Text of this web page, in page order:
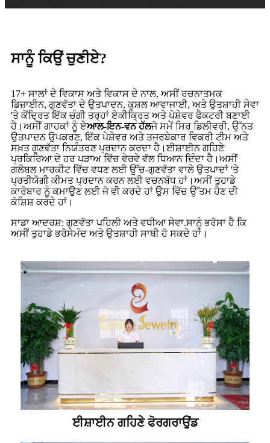
ਸਾਨੂੰ ਕਿਉਂ ਚੁਣੀਏ?
17+ ਸਾਲਾਂ ਦੇ ਵਿਕਾਸ ਅਤੇ ਵਿਕਾਸ ਦੇ ਨਾਲ, ਅਸੀਂ ਰਚਨਾਤਮਕ
ਡਿਜ਼ਾਈਨ, ਗੁਣਵੱਤਾ ਦੇ ਉਤਪਾਦਨ, ਕੁਸ਼ਲ ਆਵਾਜਾਈ, ਅਤੇ ਉਤਸ਼ਾਹੀ ਸੇਵਾ
'ਤੇ ਕੇਂਦ੍ਰਿਤ ਇੱਕ ਚੰਗੀ ਤਰ੍ਹਾਂ ਏਕੀਕ੍ਰਿਤ ਅਤੇ ਪੇਸ਼ੇਵਰ ਫੈਕਟਰੀ ਬਣਾਈ
ਹੈ।ਅਸੀਂ ਗਾਹਕਾਂ ਨੂੰ ਏਆਲ-ਇਨ-ਵਨ ਹੱਲਜੋ ਸਮੇਂ ਸਿਰ ਡਿਲੀਵਰੀ, ਉੱਨਤ
ਉਤਪਾਦਨ ਉਪਕਰਣ, ਇੱਕ ਪੇਸ਼ੇਵਰ ਅਤੇ ਤਜਰਬੇਕਾਰ ਵਿਕਰੀ ਟੀਮ ਅਤੇ
ਸਖ਼ਤ ਗੁਣਵੱਤਾ ਨਿਯੰਤਰਣ ਪ੍ਰਦਾਨ ਕਰਦਾ ਹੈ।ਈਸ਼ਾਈਨ ਗਹਿਣੇ
ਪ੍ਰਕਿਰਿਆ ਦੇ ਹਰ ਪੜਾਅ ਵਿੱਚ ਵੇਰਵੇ ਵੱਲ ਧਿਆਨ ਦਿੰਦਾ ਹੈ।ਅਸੀਂ
ਗਲੋਬਲ ਮਾਰਕੀਟ ਵਿੱਚ ਵਧਣ ਲਈ ਉੱਚ-ਗੁਣਵੱਤਾ ਵਾਲੇ ਉਤਪਾਦਾਂ 'ਤੇ
ਪ੍ਰਤੀਯੋਗੀ ਕੀਮਤ ਪ੍ਰਦਾਨ ਕਰਨ ਲਈ ਵਚਨਬੱਧ ਹਾਂ।ਅਸੀਂ ਤੁਹਾਡੇ
ਕਾਰੋਬਾਰ ਨੂੰ ਕਮਾਉਣ ਲਈ ਜੋ ਵੀ ਕਰਦੇ ਹਾਂ ਉਸ ਵਿੱਚ ਉੱਤਮ ਹੋਣ ਦੀ
ਕੋਸ਼ਿਸ਼ ਕਰਦੇ ਹਾਂ।
ਸਾਡਾ ਆਦਰਸ਼: ਗੁਣਵੱਤਾ ਪਹਿਲੀ ਅਤੇ ਵਧੀਆ ਸੇਵਾ.ਸਾਨੂੰ ਭਰੋਸਾ ਹੈ ਕਿ
ਅਸੀਂ ਤੁਹਾਡੇ ਭਰੋਸੇਮੰਦ ਅਤੇ ਉਤਸ਼ਾਹੀ ਸਾਥੀ ਹੋ ਸਕਦੇ ਹਾਂ।
ਈਸ਼ਾਈਨ ਗਹਿਣੇ ਫੋਰਗਰਾਉਂਡ